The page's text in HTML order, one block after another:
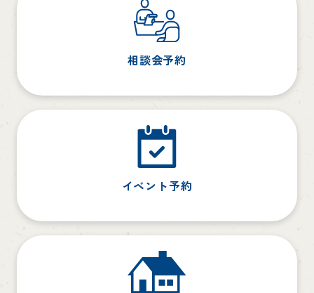
相談会予約
イベント予約